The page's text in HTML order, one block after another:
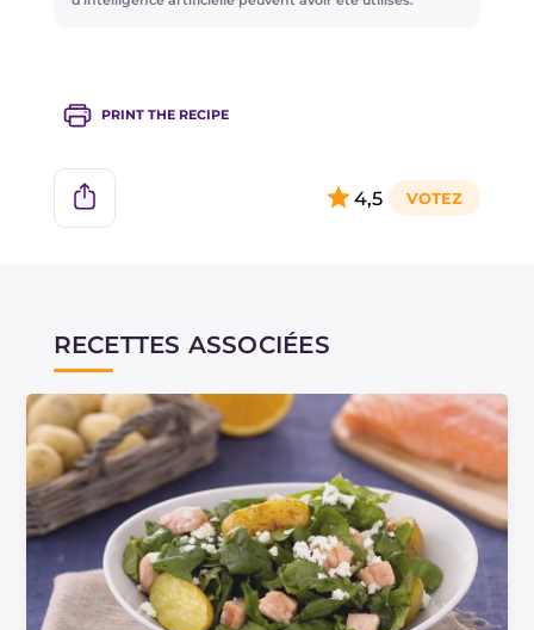
PRINT THE RECIPE
4,5
RECETTES ASSOCIÉES